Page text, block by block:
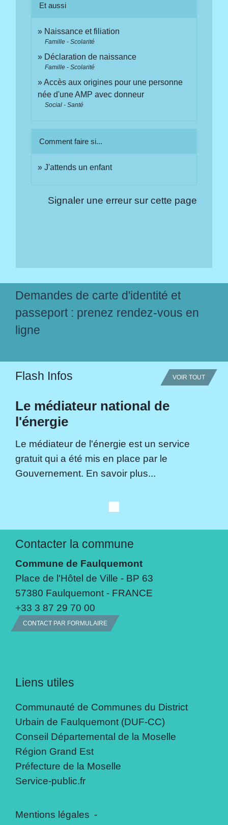
Et aussi
Naissance et filiation
Famille - Scolarité
Déclaration de naissance
Famille - Scolarité
Accès aux origines pour une personne
née d'une AMP avec donneur
Social - Santé
Comment faire si...
J'attends un enfant
Signaler une erreur sur cette page
Demandes de carte d'identité et
passeport : prenez rendez-vous en
ligne
Flash Infos VOIR TOUT
Le médiateur national de
l'énergie
Le médiateur de l'énergie est un service
gratuit qui a été mis en place par le
Gouvernement. En savoir plus...
Contacter la commune
Commune de Faulquemont
Place de l'Hôtel de Ville - BP 63
57380 Faulquemont - FRANCE
+33 3 87 29 70 00
CONTACT PAR FORMULAIRE
Liens utiles
Communauté de Communes du District
Urbain de Faulquemont (DUF-CC)
Conseil Départemental de la Moselle
Région Grand Est
Préfecture de la Moselle
Service-public.fr
Mentions légales -